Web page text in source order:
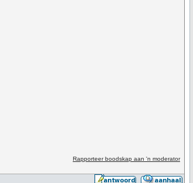
Rapporteer boodskap aan 'n moderator